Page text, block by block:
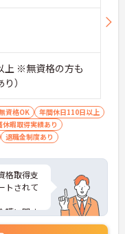
上 ※無資格の方も
）
資格OK
年間休日110日以上
暇取得実績あり
退職金制度あり
格取得支
トされて
護に関す
心して働